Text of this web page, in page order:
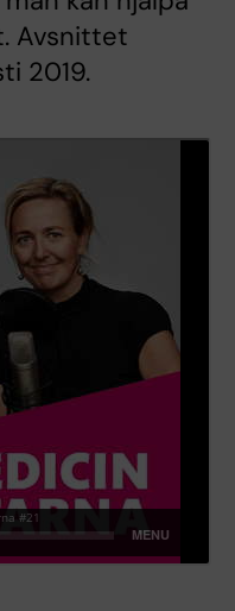
Avsnittet
2019.